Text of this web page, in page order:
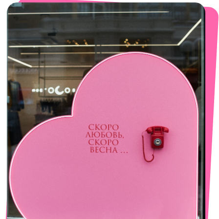
Сочи
Село Эстосадок, ТРЦ Горки Молл,
Горная Карусель, 3
+7 (919) 374-04-04
с 10-00 до 22-00
смотреть в Яндекс. Картах